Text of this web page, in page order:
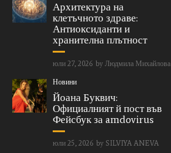
Архитектура на
клетъчното здраве:
Антиоксиданти и
хранителна плътност
юли 27, 2026 by Людмила Михайлова
Новини
Йоана Буквич:
Официалният й пост във
Фейсбук за amdovirus
юли 25, 2026 by SILVIYA ANEVA